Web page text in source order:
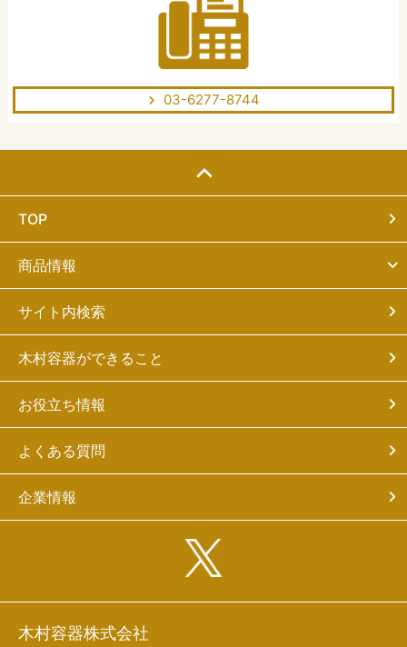
03-6277-8744
TOP
商品情報
サイト内検索
木村容器ができること
お役立ち情報
よくある質問
企業情報
木村容器株式会社